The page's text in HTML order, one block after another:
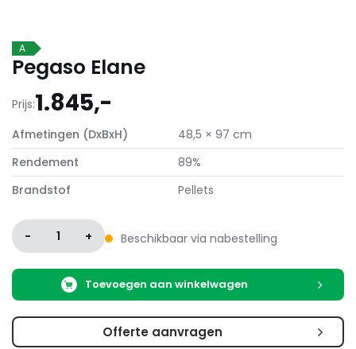
A
Pegaso Elane
Prijs:1.845,-
Afmetingen (DxBxH)
48,5 × 97 cm
Rendement
89%
Brandstof
Pellets
- 1 + Beschikbaar via nabestelling
Toevoegen aan winkelwagen
Offerte aanvragen